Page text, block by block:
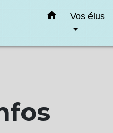
home Vos élus